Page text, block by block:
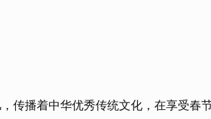
播着中华优秀传统文化，在享受春